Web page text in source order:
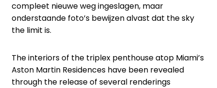
compleet nieuwe weg ingeslagen, maar
onderstaande foto’s bewijzen alvast dat the sky
the limit is.
The interiors of the triplex penthouse atop Miami’s
Aston Martin Residences have been revealed
through the release of several renderings